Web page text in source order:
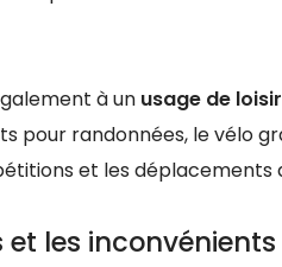
à un usage de
pour randonnées, le vélo
et les déplacements
et les